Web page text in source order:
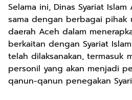
Selama ini, Dinas Syariat
sama dengan berbagai pihak
daerah Aceh dalam
berkaitan dengan Syariat
telah dilaksanakan, termasuk
personil yang akan menjadi
qanun-qanun penegakan